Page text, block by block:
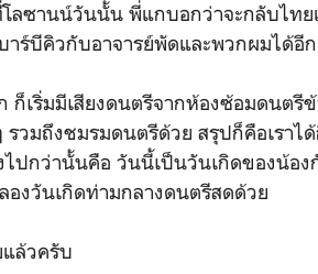
ลซานน์วันนั้น พี่แกบอกว่าจะกลับไท
าร์บีคิวกับอาจารย์พัดและพวกผมได้อี
ก็เริ่มมีเสียงดนตรีจากห้องซ้อมดนตรี
รวมถึงชมรมดนตรีด้วย สรุปก็คือเรา
ปกว่านั้นคือ วันนี้เป็นวันเกิดของน้อง
องวันเกิดท่ามกลางดนตรีสดด้วย
ล้วครับ